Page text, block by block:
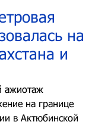
на
и
ажиотаж
на границе
в Актюбинской